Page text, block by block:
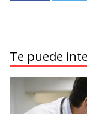
Te puede